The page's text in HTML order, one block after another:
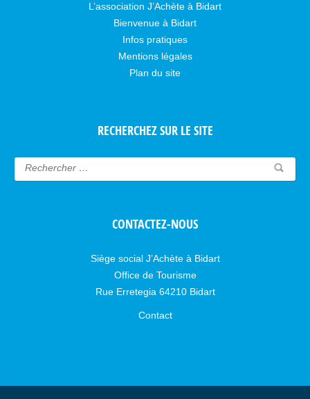
L’association J’Achète à Bidart
Bienvenue à Bidart
Infos pratiques
Mentions légales
Plan du site
RECHERCHEZ SUR LE SITE
CONTACTEZ-NOUS
Siège social J’Achète à Bidart
Office de Tourisme
Rue Erretegia 64210 Bidart
Contact